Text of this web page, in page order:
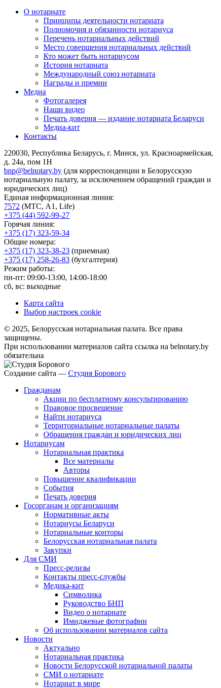
О нотариате
Принципы деятельности нотариата
Полномочия и обязанности нотариуса
Перечень нотариальных действий
Место совершения нотариальных действий
Кто может быть нотариусом
История нотариата
Международный союз нотариата
Награды и премии
Медиа
Фотогалерея
Наши видео
Печать доверия — издание нотариата Беларуси
Медиа-кит
Контакты
220030, Республика Беларусь, г. Минск, ул. Красноармейская,
д. 24а, пом 1Н
bnp@belnotary.by (для корреспонденции в Белорусскую
нотариальную палату, за исключением обращений граждан и
юридических лиц)
Единая информационная линия:
7572 (МТС, A1, Life)
+375 (44) 592-99-27
Горячая линия:
+375 (17) 323-59-34
Общие номера:
+375 (17) 323-38-23 (приемная)
+375 (17) 258-26-83 (бухгалтерия)
Режим работы:
пн-пт: 09:00-13:00, 14:00-18:00
сб, вс: выходные
Карта сайта
Выбор настроек cookie
© 2025, Белорусская нотариальная палата. Все права
защищены.
При использовании материалов сайта ссылка на belnotary.by
обязательна
Создание сайта — Студия Борового
Гражданам
Акции по бесплатному консультированию
Правовое просвещение
Найти нотариуса
Территориальные нотариальные палаты
Обращения граждан и юридических лиц
Нотариусам
Нотариальная практика
Все материалы
Авторы
Повышение квалификации
События
Печать доверия
Госорганам и организациям
Нормативные акты
Нотариусы Беларуси
Нотариальные конторы
Белорусская нотариальная палата
Закупки
Для СМИ
Пресс-релизы
Контакты пресс-службы
Медика-кит
Символика
Руководство БНП
Видео о нотариате
Имиджевые фотографии
Об использовании материалов сайта
Новости
Актуально
Нотариальная практика
Новости Белорусской нотариальной палаты
СМИ о нотариате
Нотариат в мире